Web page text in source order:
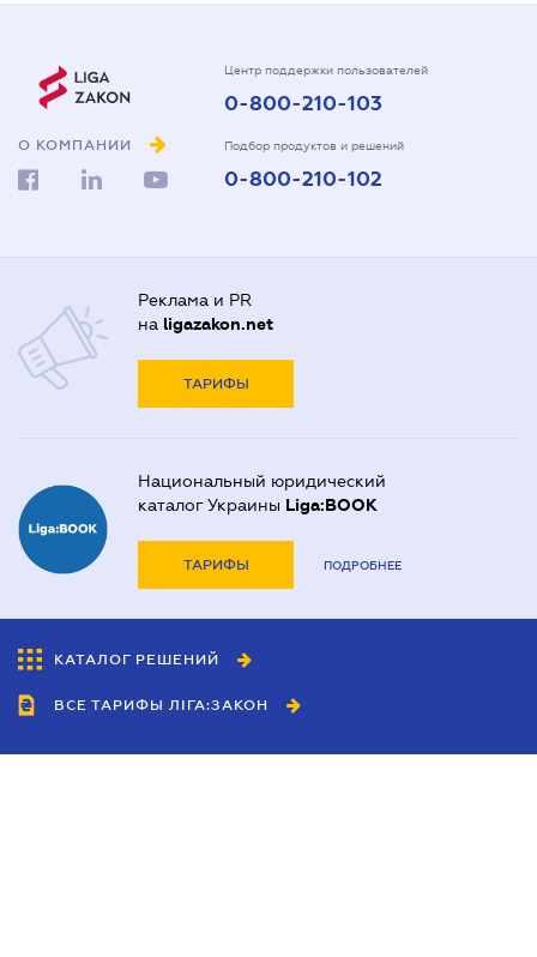
О КОМПАНИИ
Центр поддержки пользователей
0-800-210-103
Подбор продуктов и решений
0-800-210-102
Реклама и PR
на ligazakon.net
ТАРИФЫ
Национальный юридический
каталог Украины Liga:BOOK
ТАРИФЫ ПОДРОБНЕЕ
КАТАЛОГ РЕШЕНИЙ
ВСЕ ТАРИФЫ ЛІГА:ЗАКОН